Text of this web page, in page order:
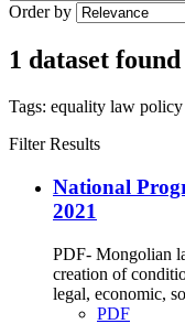
Order by
1 dataset found
Tags: equality law policy
Filter Results
National
2021
PDF- Mongolian
creation of
legal, economic,
PDF